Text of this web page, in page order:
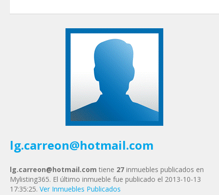
Tu Teléfono
Tu Mensaje*
lg.carreon@hotmail.com
lg.carreon@hotmail.com tiene 27 inmuebles publicados en
Mylisting365. El último inmueble fue publicado el 2013-10-13
17:35:25. Ver Inmuebles Publicados